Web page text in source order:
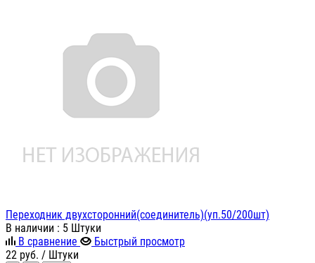
Переходник двухсторонний(соединитель)(уп.50/200шт)
В наличии : 5 Штуки
В сравнение
Быстрый просмотр
22 руб. / Штуки